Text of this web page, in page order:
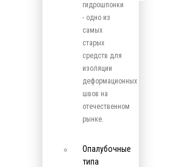
гидрошпонки
- одно из
самых
старых
средств для
изоляции
деформационных
швов на
отечественном
рынке.
Опалубочные
типа